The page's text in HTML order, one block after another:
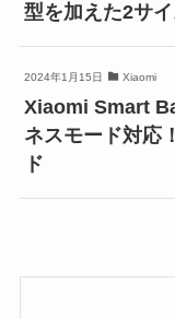
型を加えた2サ
2024年1月15日 Xiaomi
Xiaomi Smart
ネスモード対応
ド